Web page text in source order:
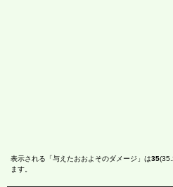
表示される「与えたおおよそのダメージ」は35
ます。